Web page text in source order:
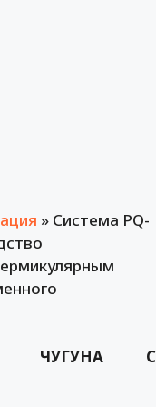
» Система PQ-
ЧУГУНА С